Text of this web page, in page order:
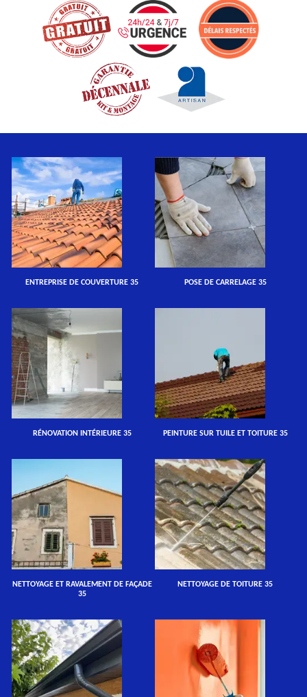
ENTREPRISE DE COUVERTURE 35 POSE DE CARRELAGE 35
RÉNOVATION INTÉRIEURE 35 PEINTURE SUR TUILE ET TOITURE 35
NETTOYAGE ET RAVALEMENT DE FAÇADE
35
NETTOYAGE DE TOITURE 35